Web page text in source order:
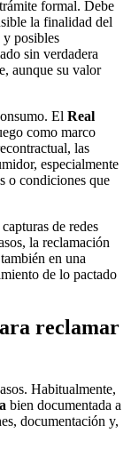
formal. Debe
la finalidad del
y posibles
sin verdadera
aunque su valor
El Real
como marco
las
especialmente
o condiciones que
de redes
la reclamación
en una
de lo pactado
reclamar
Habitualmente,
bien documentada a
documentación y,